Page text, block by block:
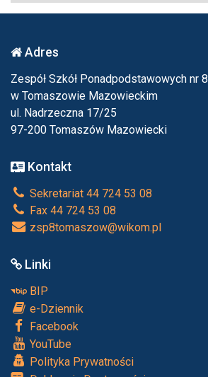
Adres
Zespół Szkół Ponadpodstawowych nr 8
w Tomaszowie Mazowieckim
ul. Nadrzeczna 17/25
97-200 Tomaszów Mazowiecki
Kontakt
Sekretariat 44 724 53 08
Fax 44 724 53 08
zsp8tomaszow@wikom.pl
Linki
BIP
e-Dziennik
Facebook
YouTube
Polityka Prywatności